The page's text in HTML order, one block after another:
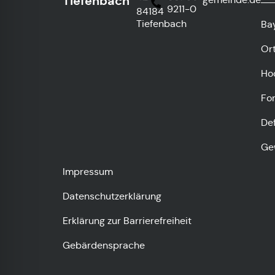
84184
Tiefenbach
9211-0
Impressum
Datenschutzerklärung
Erklärung zur Barrierefreiheit
Gebärdensprache